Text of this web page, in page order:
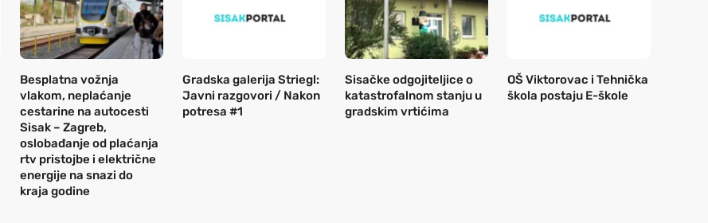
Besplatna vožnja
vlakom, neplaćanje
cestarine na autocesti
Sisak – Zagreb,
oslobađanje od plaćanja
rtv pristojbe i električne
energije na snazi do
kraja godine
Gradska galerija Striegl:
Javni razgovori / Nakon
potresa #1
Sisačke odgojiteljice o
katastrofalnom stanju u
gradskim vrtićima
OŠ Viktorovac i Tehnička
škola postaju E-škole